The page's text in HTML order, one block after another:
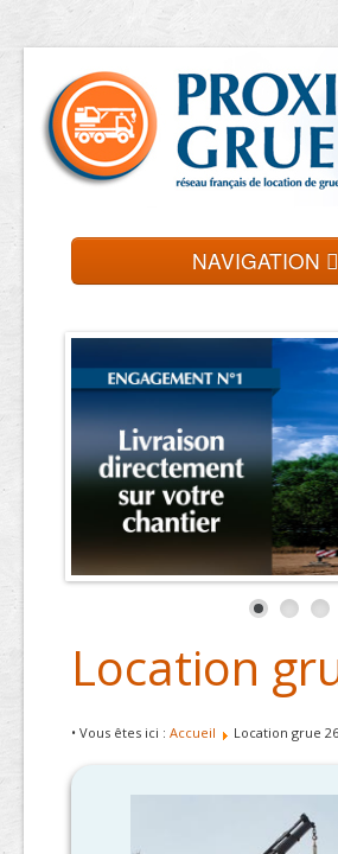
NAVIGATION
Location
• Vous êtes ici : Accueil Location grue 26